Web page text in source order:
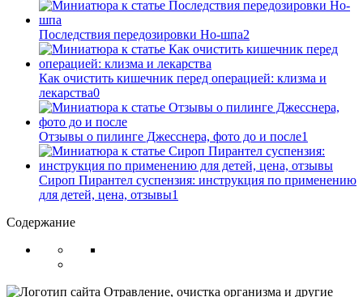
Последствия передозировки Но-шпа2
Как очистить кишечник перед операцией: клизма и
лекарства0
Отзывы о пилинге Джесснера, фото до и после1
Сироп Пирантел суспензия: инструкция по применению
для детей, цена, отзывы1
Содержание